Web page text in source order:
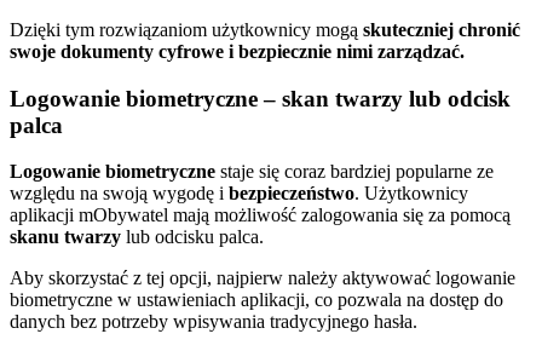
Dzięki tym rozwiązaniom użytkownicy mogą skuteczniej chronić
swoje dokumenty cyfrowe i bezpiecznie nimi zarządzać.
Logowanie biometryczne – skan twarzy lub odcisk
palca
Logowanie biometryczne staje się coraz bardziej popularne ze
względu na swoją wygodę i bezpieczeństwo. Użytkownicy
aplikacji mObywatel mają możliwość zalogowania się za pomocą
skanu twarzy lub odcisku palca.
Aby skorzystać z tej opcji, najpierw należy aktywować logowanie
biometryczne w ustawieniach aplikacji, co pozwala na dostęp do
danych bez potrzeby wpisywania tradycyjnego hasła.